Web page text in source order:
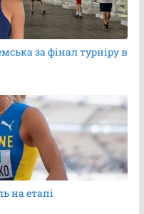
за фінал турніру в
на етапі